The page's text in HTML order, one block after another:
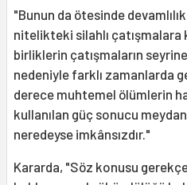
"Bunun da ötesinde
nitelikteki silahlı
birliklerin çatışmaların
nedeniyle farklı zamanlarda
derece muhtemel ölümlerin
kullanılan güç sonucu
neredeyse imkânsızdır."
Kararda, "Söz konusu